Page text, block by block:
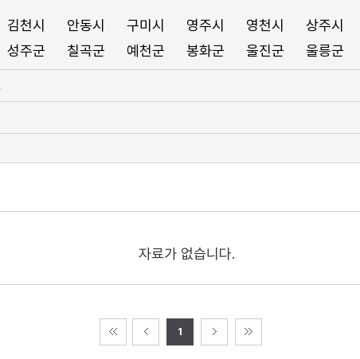
김천시 안동시 구미시 영주시 영천시 상주시
성주군 칠곡군 예천군 봉화군 울진군
울릉군
자료가 없습니다.
1